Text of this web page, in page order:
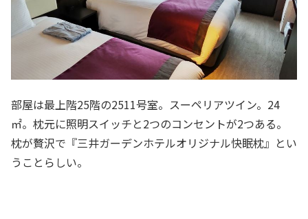
部屋は最上階25階の2511号室。スーペリアツイン。24
㎡。枕元に照明スイッチと2つのコンセントが2つある。
枕が贅沢で『三井ガーデンホテルオリジナル快眠枕』とい
うことらしい。